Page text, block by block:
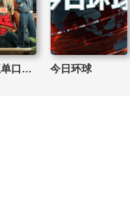
喜剧之王单口季第3季 今日环球